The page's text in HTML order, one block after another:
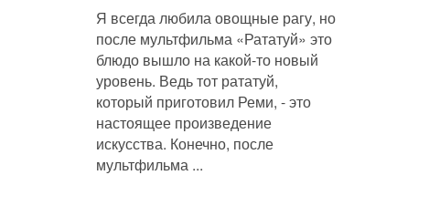
Я всегда любила овощные рагу, но
после мультфильма «Рататуй» это
блюдо вышло на какой-то новый
уровень. Ведь тот рататуй,
который приготовил Реми, - это
настоящее произведение
искусства. Конечно, после
мультфильма ...